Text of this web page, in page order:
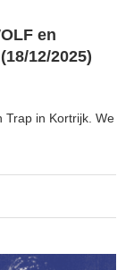
en
12/2025)
Trap in Kortrijk. We